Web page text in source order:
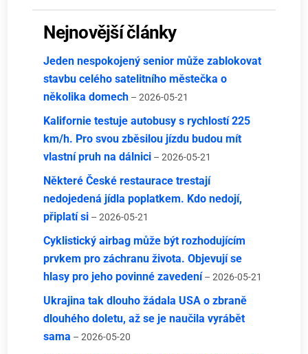
Nejnovější články
Jeden nespokojený senior může zablokovat
stavbu celého satelitního městečka o
několika domech – 2026-05-21
Kalifornie testuje autobusy s rychlostí 225
km/h. Pro svou zběsilou jízdu budou mít
vlastní pruh na dálnici – 2026-05-21
Některé České restaurace trestají
nedojedená jídla poplatkem. Kdo nedojí,
připlatí si – 2026-05-21
Cyklistický airbag může být rozhodujícím
prvkem pro záchranu života. Objevují se
hlasy pro jeho povinné zavedení – 2026-05-21
Ukrajina tak dlouho žádala USA o zbraně
dlouhého doletu, až se je naučila vyrábět
sama – 2026-05-20